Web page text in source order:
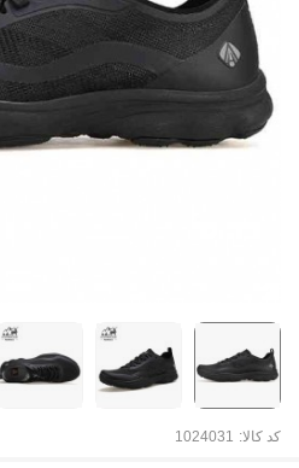
کد کالا: 1024031